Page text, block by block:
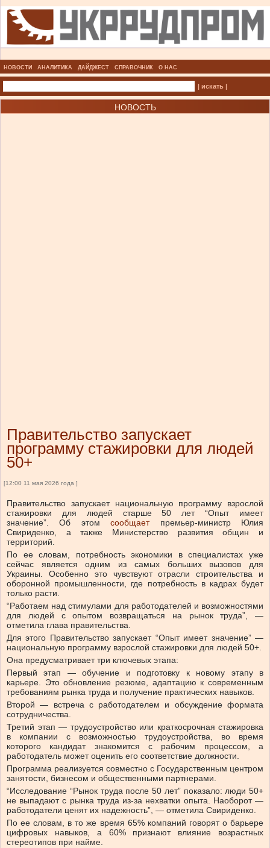
НОВОСТИ АНАЛИТИКА ДАЙДЖЕСТ СПРАВОЧНИК О НАС
| искать |
НОВОСТЬ
Правительство запускает
программу стажировки для людей
50+
[12:00 11 мая 2026 года ]
Правительство запускает национальную программу взрослой
стажировки для людей старше 50 лет “Опыт имеет
значение”.
Об этом сообщает
премьер-министр Юлия
Свириденко, а также
Министерство развития общин и
территорий.
По ее словам, потребность экономики в специалистах уже
сейчас является одним из самых больших вызовов для
Украины. Особенно это чувствуют отрасли строительства и
оборонной промышленности, где потребность в кадрах будет
только расти.
“Работаем над стимулами для работодателей и возможностями
для людей с опытом возвращаться на рынок труда”, —
отметила глава правительства.
Для этого Правительство запускает “Опыт имеет значение” —
национальную программу взрослой стажировки для людей 50+.
Она предусматривает три ключевых этапа:
Первый этап — обучение и подготовку к новому этапу в
карьере. Это обновление резюме, адаптацию к современным
требованиям рынка труда и получение практических навыков.
Второй — встреча с работодателем и обсуждение формата
сотрудничества.
Третий этап — трудоустройство или краткосрочная стажировка
в компании с возможностью трудоустройства, во время
которого кандидат знакомится с рабочим процессом, а
работодатель может оценить его соответствие должности.
Программа реализуется совместно с Государственным центром
занятости, бизнесом и общественными партнерами.
“Исследование “Рынок труда после 50 лет” показало: люди 50+
не выпадают с рынка труда из-за нехватки опыта. Наоборот —
работодатели ценят их надежность”, — отметила Свириденко.
По ее словам, в то же время 65% компаний говорят о барьере
цифровых навыков, а 60% признают влияние возрастных
стереотипов при найме.